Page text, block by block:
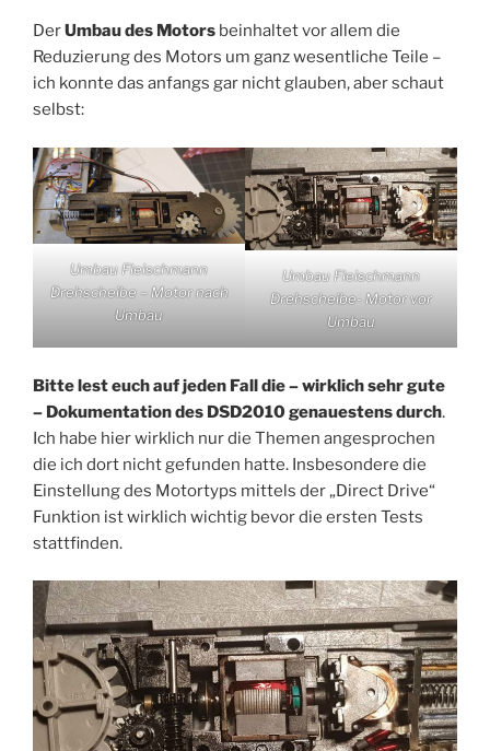
DerUmbau des Motors beinhaltet vor allem die
Reduzierung des Motors um ganz wesentliche Teile –
ich konnte das anfangs gar nicht glauben, aber schaut
selbst:
Umbau Fleischmann
Drehscheibe – Motor nach
Umbau
Umbau Fleischmann
Drehscheibe- Motor vor
Umbau
Bitte lest euch auf jeden Fall die – wirklich sehr gute
– Dokumentation des DSD2010 genauestens durch.
Ich habe hier wirklich nur die Themen angesprochen
die ich dort nicht gefunden hatte. Insbesondere die
Einstellung des Motortyps mittels der „Direct Drive“
Funktion ist wirklich wichtig bevor die ersten Tests
stattfinden.